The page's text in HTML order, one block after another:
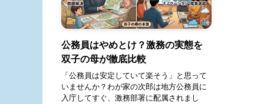
公務員はやめとけ？激務の実態を
双子の母が徹底比較
「公務員は安定していて楽そう」と思って
いませんか？わが家の次郎は地方公務員に
入庁してすぐ、激務部署に配属されまし